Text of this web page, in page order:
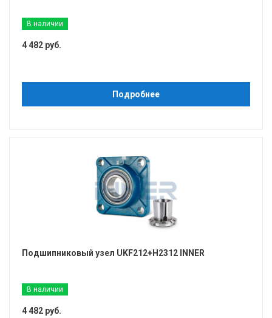
В наличии
4 482 руб.
Подробнее
Подшипниковый узел UKF212+H2312 INNER
В наличии
4 482 руб.